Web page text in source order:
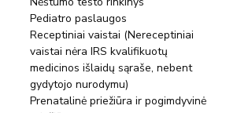
Pediatro paslaugos
Receptiniai vaistai (Nereceptiniai
vaistai nėra IRS kvalifikuotų
medicinos išlaidų sąraše, nebent
gydytojo nurodymu)
Prenatalinė priežiūra ir pogimdyvinė